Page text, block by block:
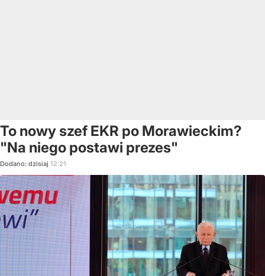
To nowy szef EKR po Morawieckim?
"Na niego postawi prezes"
Dodano: dzisiaj 12:21